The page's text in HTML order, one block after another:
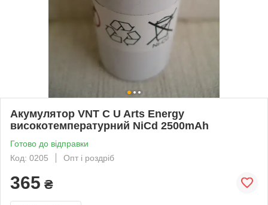
Акумулятор VNT C U Arts Energy
високотемпературний NiCd 2500mAh
Готово до відправки
Код: 0205
Опт і роздріб
365 ₴